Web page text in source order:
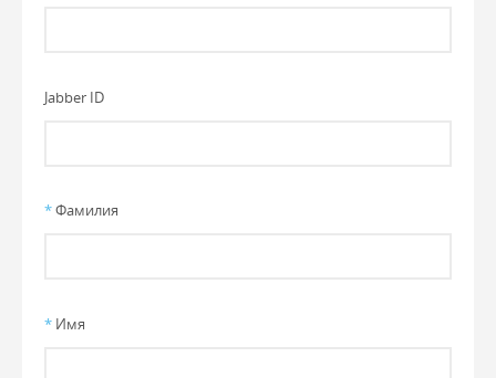
Jabber ID
*Фамилия
* Имя